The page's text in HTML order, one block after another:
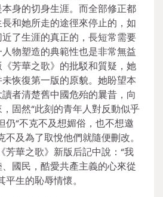
身的切身生涯。而全部修正都
和她所走的途徑來停止的，如
了生涯的真正的，長短常需要
物塑造的典範性也是非常無益
芳華之歌》的批駁和質疑，她
恢復第一版的原貌。她盼望本
者清楚舊中國危殆的曩昔，向
固然“此刻的青年人對反動似乎
仍“不克不及想媚俗，也不想邀
不及為了取悅他們就隨便刪改。
芳華之歌》新版后記中說：“我
國民，酷愛共產主義的心來從
生的恥辱情懷。